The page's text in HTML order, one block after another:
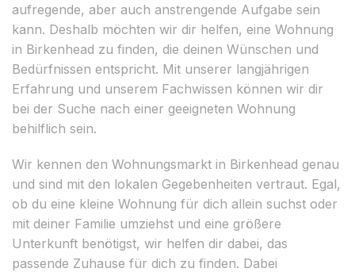
aufregende, aber auch anstrengende Aufgabe sein
kann. Deshalb möchten wir dir helfen, eine Wohnung
in Birkenhead zu finden, die deinen Wünschen und
Bedürfnissen entspricht. Mit unserer langjährigen
Erfahrung und unserem Fachwissen können wir dir
bei der Suche nach einer geeigneten Wohnung
behilflich sein.
Wir kennen den Wohnungsmarkt in Birkenhead genau
und sind mit den lokalen Gegebenheiten vertraut. Egal,
ob du eine kleine Wohnung für dich allein suchst oder
mit deiner Familie umziehst und eine größere
Unterkunft benötigst, wir helfen dir dabei, das
passende Zuhause für dich zu finden. Dabei